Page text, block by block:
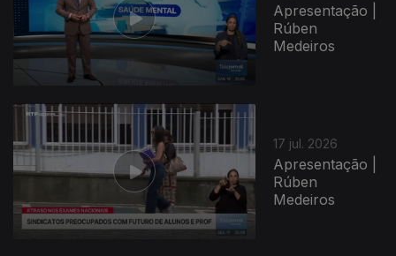
Apresentação |
Rúben
Medeiros
17 jul. 2026
Apresentação |
Rúben
Medeiros